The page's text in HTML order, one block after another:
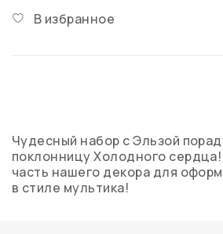
В избранное
Чудесный набор с Эльзой
поклонницу Холодного
часть нашего декора для
в стиле мультика!